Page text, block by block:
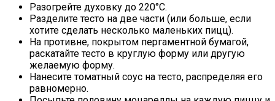
Разогрейте духовку до 220°C.
Разделите тесто на две части (или больше, если
хотите сделать несколько маленьких пицц).
На противне, покрытом пергаментной бумагой,
раскатайте тесто в круглую форму или другую
желаемую форму.
Нанесите томатный соус на тесто, распределяя его
равномерно.